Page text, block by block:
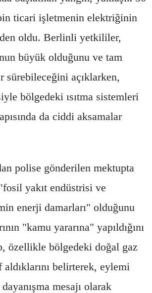
ticari işletmenin elektriğinin
oldu. Berlinli yetkililer,
büyük olduğunu ve tam
sürebileceğini açıklarken,
bölgedeki ısıtma sistemleri
da ciddi aksamalar
polise gönderilen mektupta
yakıt endüstrisi ve
enerji damarları" olduğunu
"kamu yararına" yapıldığını
özellikle bölgedeki doğal gaz
belirterek, eylemi
mesajı olarak